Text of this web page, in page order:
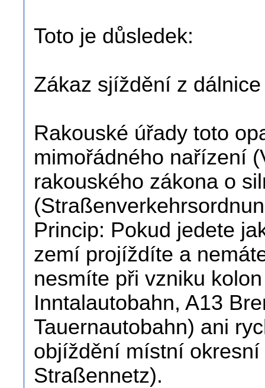
Toto je důsledek:
Zákaz sjíždění z
Rakouské úřady toto
mimořádného nařízení
rakouského zákona o
Princip: Pokud jedete
zemí projíždíte a
nesmíte při vzniku
Inntalautobahn, A13
Tauernautobahn) ani
objíždění místní
Straßennetz).